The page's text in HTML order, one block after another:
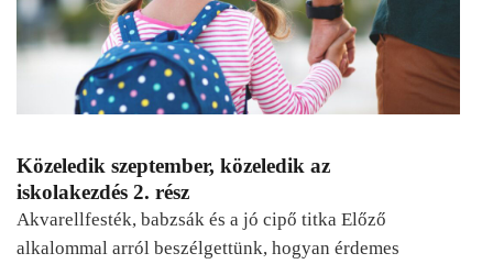
Közeledik szeptember, közeledik az
iskolakezdés 2. rész
Akvarellfesték, babzsák és a jó cipő titka Előző
alkalommal arról beszélgettünk, hogyan érdemes